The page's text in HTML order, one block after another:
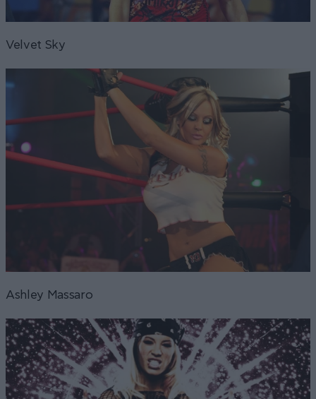
Velvet Sky
Ashley Massaro